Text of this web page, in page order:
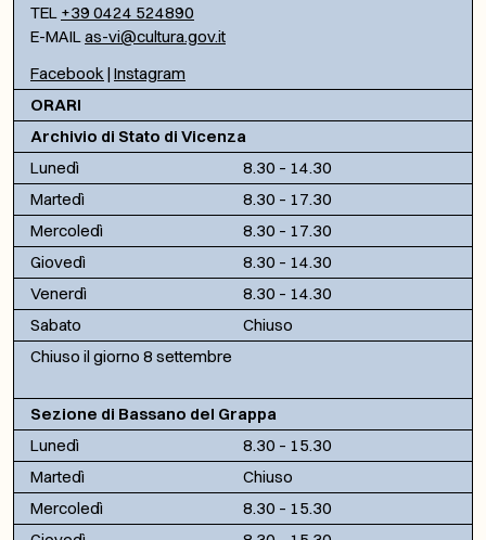
TEL +39 0424 524890
E-MAILas-vi@cultura.gov.it
Facebook | Instagram
ORARI
Archivio di Stato di Vicenza
Lunedì
8.30 – 14.30
Martedì
8.30 – 17.30
Mercoledì
8.30 – 17.30
Giovedì
8.30 – 14.30
Venerdì
8.30 – 14.30
Sabato
Chiuso
Chiuso il giorno 8 settembre
Sezione di Bassano del Grappa
Lunedì
8.30 – 15.30
Martedì
Chiuso
Mercoledì
8.30 – 15.30